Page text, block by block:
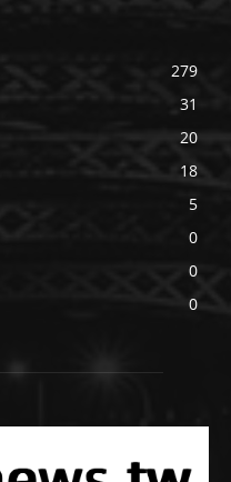
279
31
20
18
5
0
0
0